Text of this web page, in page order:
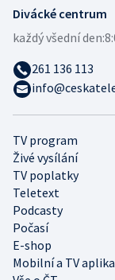
TV program
Živé vysílání
TV poplatky
Teletext
Podcasty
Počasí
E-shop
Mobilní a TV
Divácké centrum
každý všední den:
261 136 113